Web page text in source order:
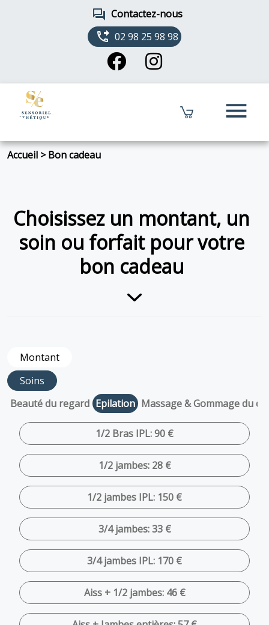
forum Contactez-nous
phone_forwarded 02 98 25 98 98
menu
Accueil >Bon cadeau
Choisissez un montant, un
soin ou forfait pour votre
bon cadeau
Montant
Soins
Beauté du regard Epilation Massage & Gommage du
1/2 Bras IPL: 90 €
1/2 jambes: 28 €
1/2 jambes IPL: 150 €
3/4 jambes: 33 €
3/4 jambes IPL: 170 €
Aiss + 1/2 jambes: 46 €